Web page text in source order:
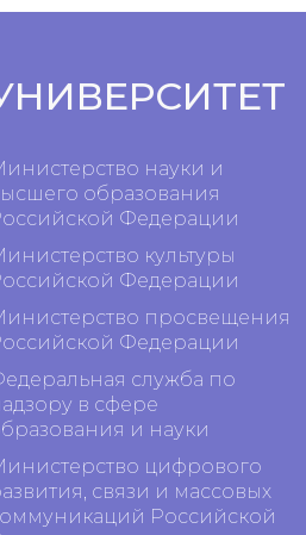
науки и
образования
Федерации
культуры
Федерации
просвещения
Федерации
служба по
в сфере
и науки
цифрового
связи и массовых
Российской